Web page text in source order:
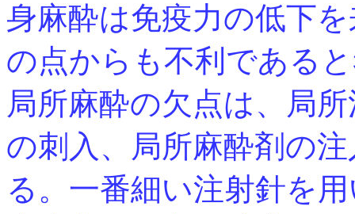
身麻酔は免疫力の低下
の点からも不利である
局所麻酔の欠点は、局
の刺入、局所麻酔剤の
る。一番細い注射針を